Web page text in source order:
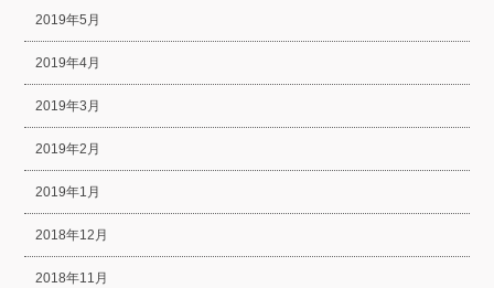
2019年5月
2019年4月
2019年3月
2019年2月
2019年1月
2018年12月
2018年11月